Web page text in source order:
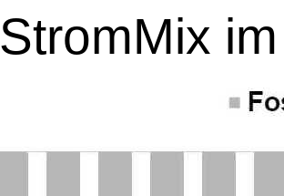
StromMix